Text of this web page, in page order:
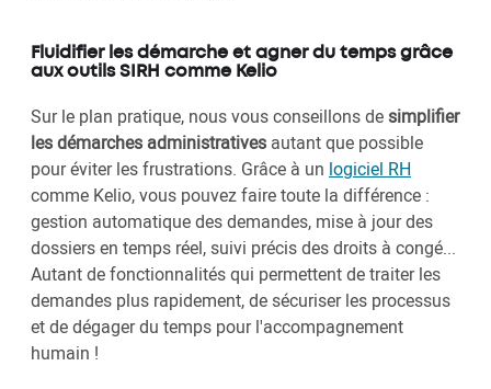
Fluidifier les démarche et agner du temps grâce
aux outils SIRH comme Kelio
Sur le plan pratique, nous vous conseillons de simplifier
les démarches administratives autant que possible
pour éviter les frustrations. Grâce à un logiciel RH
comme Kelio, vous pouvez faire toute la différence :
gestion automatique des demandes, mise à jour des
dossiers en temps réel, suivi précis des droits à congé...
Autant de fonctionnalités qui permettent de traiter les
demandes plus rapidement, de sécuriser les processus
et de dégager du temps pour l'accompagnement
humain !